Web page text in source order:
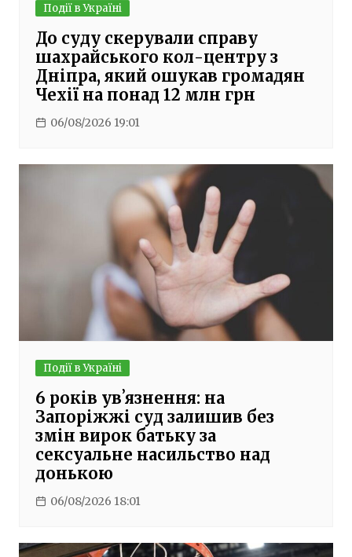
Події в Україні
До суду скерували справу
шахрайського кол-центру з
Дніпра, який ошукав громадян
Чехії на понад 12 млн грн
06/08/2026 19:01
Події в Україні
6 років увʼязнення: на
Запоріжжі суд залишив без
змін вирок батьку за
сексуальне насильство над
донькою
06/08/2026 18:01